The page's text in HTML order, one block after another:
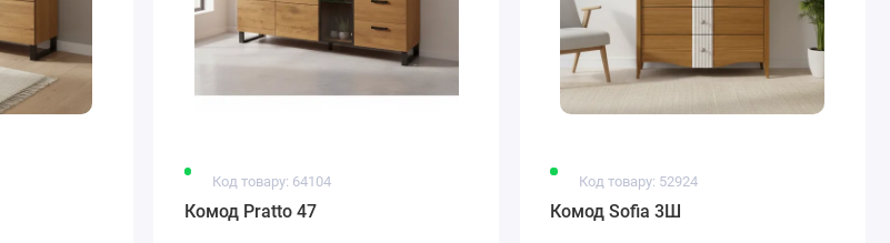
Код товару: 64104
Комод Pratto 47
Код товару: 52924
Комод Sofia 3Ш